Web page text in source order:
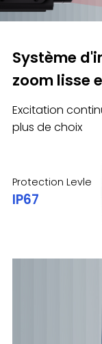
Système
zoom lisse
Excitation
plus de choix
Protection Levle
IP67